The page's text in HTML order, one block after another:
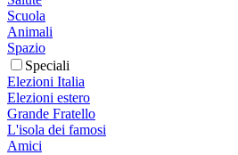
Scuola
Animali
Spazio
Speciali
Elezioni Italia
Elezioni estero
Grande Fratello
L'isola dei famosi
Amici